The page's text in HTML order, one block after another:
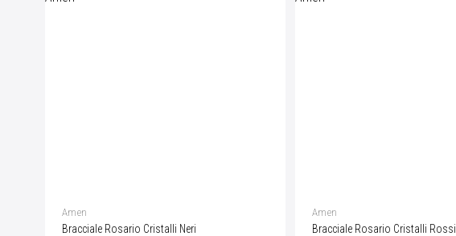
Amen
Bracciale Rosario Cristalli Neri
Amen
Bracciale Rosario Cristalli Rossi